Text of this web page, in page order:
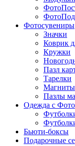
Фотоcувениры
Значки
Коврик
Кружки
Пазл
Тарелки
Магниты
Пазлы
Одежда с Фото
Бьюти-боксы
Подарочные